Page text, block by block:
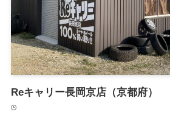
Reキャリー長岡京店（京都府）